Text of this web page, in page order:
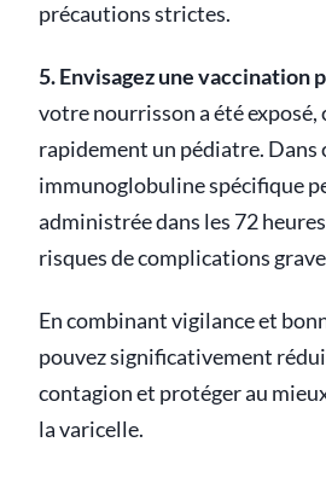
précautions strictes.
5. Envisagez une vaccination
votre nourrisson a été exposé,
rapidement un pédiatre. Dans
immunoglobuline spécifique
administrée dans les 72
risques de complications
En combinant vigilance et
pouvez significativement
contagion et protéger au
la varicelle.